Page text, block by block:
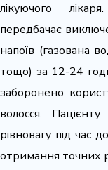
лікуючого
передбачає
напоїв (газована
тощо) за 12-24
заборонено
волосся.
рівновагу під час
отримання точних